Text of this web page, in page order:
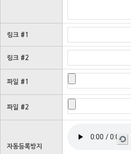
링크 #1
링크 #2
파일 #1
파일 #2
자동등록방지
새
로